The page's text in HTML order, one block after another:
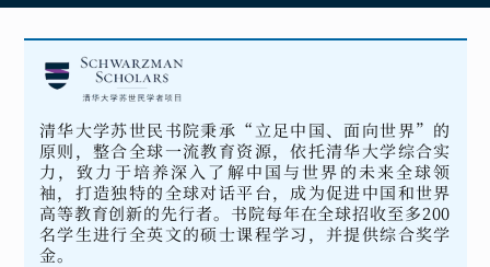
清华大学苏世民书院秉承“立足中国、面向世界”的
原则，整合全球一流教育资源，依托清华大学综合实
力，致力于培养深入了解中国与世界的未来全球领
袖，打造独特的全球对话平台，成为促进中国和世界
高等教育创新的先行者。书院每年在全球招收至多200
名学生进行全英文的硕士课程学习，并提供综合奖学
金。